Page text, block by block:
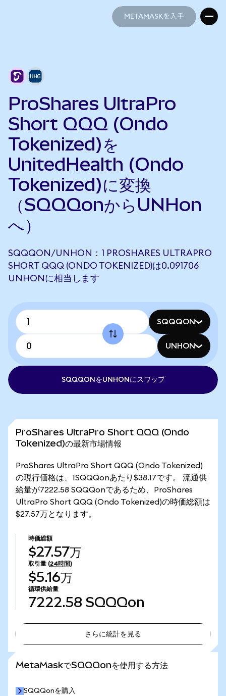
METAMASKを入手
ProShares UltraPro
Short QQQ (Ondo
Tokenized)を
UnitedHealth (Ondo
Tokenized)に変換
（SQQQonからUNHon
へ）
SQQQON/UNHON：1 PROSHARES ULTRAPRO
SHORT QQQ (ONDO TOKENIZED)は0.091706
UNHONに相当します
SQQQON
UNHON
SQQQONをUNHONにスワップ
ProShares UltraPro Short QQQ (Ondo
Tokenized)の最新市場情報
ProShares UltraPro Short QQQ (Ondo Tokenized)
の現行価格は、1SQQQonあたり$38.17です。 流通供
給量が7222.58 SQQQonであるため、ProShares
UltraPro Short QQQ (Ondo Tokenized)の時価総額は
$27.57万となります。
時価総額
$27.57万
取引量 (24時間)
$5.16万
循環供給量
7222.58 SQQQon
さらに統計を見る
MetaMaskでSQQQonを使用する方法
SQQQonを購入